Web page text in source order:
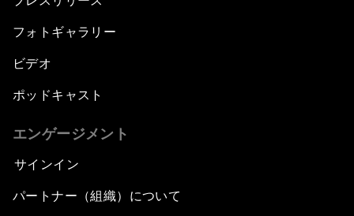
フォトギャラリー
ビデオ
ポッドキャスト
エンゲージメント
サインイン
パートナー（組織）について